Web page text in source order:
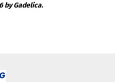
by Gadelica.